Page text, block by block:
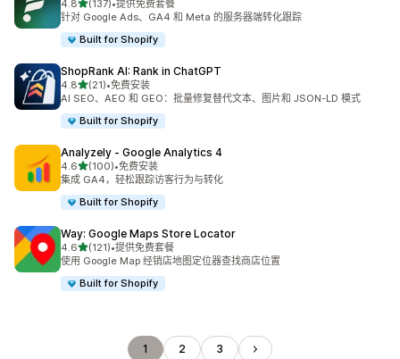
4.8星（满分 5 星）
(137)
总共 137 条评论
•提供免费套餐
针对 Google Ads、GA4 和 Meta 的服务器端转化跟踪
Built for Shopify
ShopRank AI: Rank in ChatGPT
4.8星（满分 5 星）
(21)
总共 21 条评论
•免费安装
AI SEO、AEO 和 GEO：批量修复替代文本、图片和 JSON-LD 模式
Built for Shopify
Analyzely ‑ Google Analytics 4
4.6星（满分 5 星）
(100)
总共 100 条评论
•免费安装
集成 GA4，轻松跟踪访客行为与转化
Built for Shopify
Way: Google Maps Store Locator
4.6星（满分 5 星）
(121)
总共 121 条评论
•提供免费套餐
使用 Google Map 经销店地图定位器查找商店位置
Built for Shopify
1 2 3